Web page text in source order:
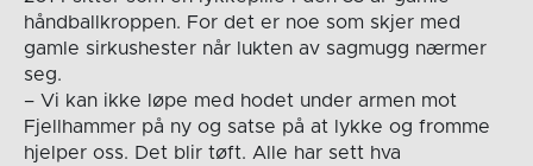
håndballkroppen. For det er noe som skjer med
gamle sirkushester når lukten av sagmugg nærmer
seg.
– Vi kan ikke løpe med hodet under armen mot
Fjellhammer på ny og satse på at lykke og fromme
hjelper oss. Det blir tøft. Alle har sett hva